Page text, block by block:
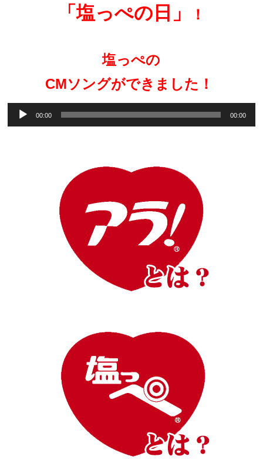
「塩っぺの日」 ！
塩っぺの
CMソングができました！
声
プ
ー
00:00 00:00